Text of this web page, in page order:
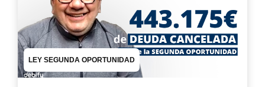
LEY SEGUNDA OPORTUNIDAD